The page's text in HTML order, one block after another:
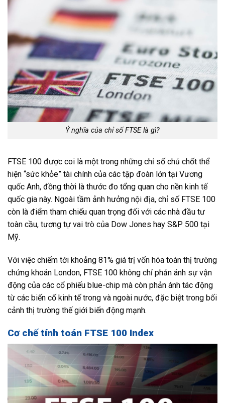
Ý nghĩa của chỉ số FTSE là gì?
FTSE 100 được coi là một trong những chỉ số chủ chốt thể
hiện “sức khỏe” tài chính của các tập đoàn lớn tại Vương
quốc Anh, đồng thời là thước đo tổng quan cho nền kinh tế
quốc gia này. Ngoài tầm ảnh hưởng nội địa, chỉ số FTSE 100
còn là điểm tham chiếu quan trọng đối với các nhà đầu tư
toàn cầu, tương tự vai trò của Dow Jones hay S&P 500 tại
Mỹ.
Với việc chiếm tới khoảng 81% giá trị vốn hóa toàn thị trường
chứng khoán London, FTSE 100 không chỉ phản ánh sự vận
động của các cổ phiếu blue-chip mà còn phản ánh tác động
từ các biến cố kinh tế trong và ngoài nước, đặc biệt trong bối
cảnh thị trường thế giới biến động mạnh.
Cơ chế tính toán FTSE 100 Index